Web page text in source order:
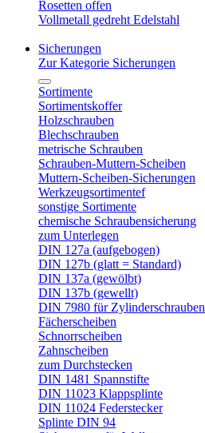
Rosetten offen
Vollmetall gedreht Edelstahl
Sicherungen
Zur Kategorie Sicherungen
Sortimente
Sortimentskoffer
Holzschrauben
Blechschrauben
metrische Schrauben
Schrauben-Muttern-Scheiben
Muttern-Scheiben-Sicherungen
Werkzeugsortimentef
sonstige Sortimente
chemische Schraubensicherung
zum Unterlegen
DIN 127a (aufgebogen)
DIN 127b (glatt = Standard)
DIN 137a (gewölbt)
DIN 137b (gewellt)
DIN 7980 für Zylinderschrauben
Fächerscheiben
Schnorrscheiben
Zahnscheiben
zum Durchstecken
DIN 1481 Spannstifte
DIN 11023 Klappsplinte
DIN 11024 Federstecker
Splinte DIN 94